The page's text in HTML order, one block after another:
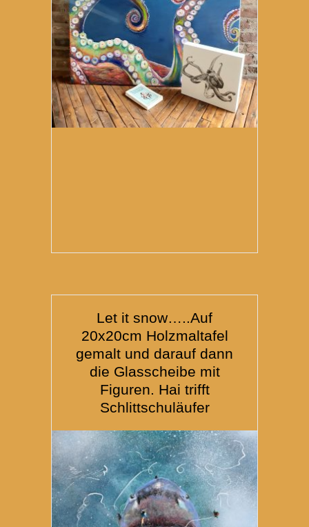
Let it snow…..Auf
20x20cm Holzmaltafel
gemalt und darauf dann
die Glasscheibe mit
Figuren. Hai trifft
Schlittschuläufer